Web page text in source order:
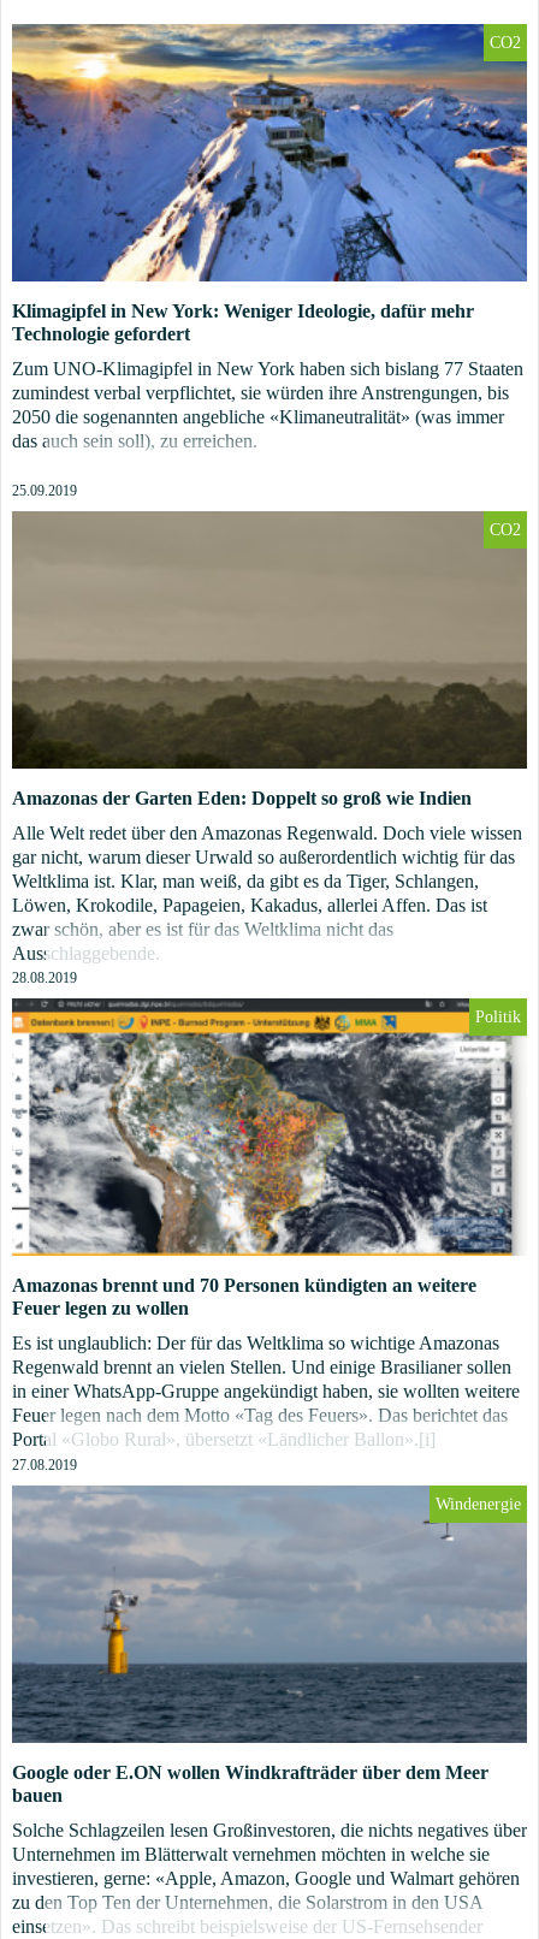
CO2
Klimagipfel in New York: Weniger Ideologie, dafür mehr
Technologie gefordert
Zum UNO-Klimagipfel in New York haben sich bislang 77 Staaten
zumindest verbal verpflichtet, sie würden ihre Anstrengungen, bis
2050 die sogenannten angebliche «Klimaneutralität» (was immer
das auch sein soll), zu erreichen.
25.09.2019
CO2
Amazonas der Garten Eden: Doppelt so groß wie Indien
Alle Welt redet über den Amazonas Regenwald. Doch viele wissen
gar nicht, warum dieser Urwald so außerordentlich wichtig für das
Weltklima ist. Klar, man weiß, da gibt es da Tiger, Schlangen,
Löwen, Krokodile, Papageien, Kakadus, allerlei Affen. Das ist
zwar schön, aber es ist für das Weltklima nicht das
Ausschlaggebende.
28.08.2019
Politik
Amazonas brennt und 70 Personen kündigten an weitere
Feuer legen zu wollen
Es ist unglaublich: Der für das Weltklima so wichtige Amazonas
Regenwald brennt an vielen Stellen. Und einige Brasilianer sollen
in einer WhatsApp-Gruppe angekündigt haben, sie wollten weitere
Feuer legen nach dem Motto «Tag des Feuers». Das berichtet das
Portal «Globo Rural», übersetzt «Ländlicher Ballon».[i]
27.08.2019
Windenergie
Google oder E.ON wollen Windkrafträder über dem Meer
bauen
Solche Schlagzeilen lesen Großinvestoren, die nichts negatives über
Unternehmen im Blätterwalt vernehmen möchten in welche sie
investieren, gerne: «Apple, Amazon, Google und Walmart gehören
zu den Top Ten der Unternehmen, die Solarstrom in den USA
einsetzen». Das schreibt beispielsweise der US-Fernsehsender